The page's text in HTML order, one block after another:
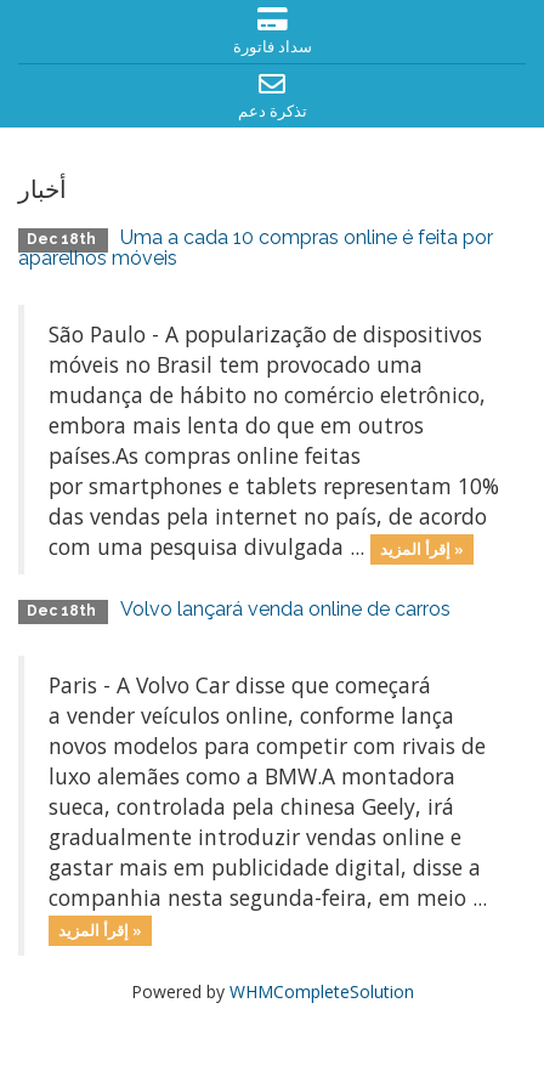
سداد فاتورة
تذكرة دعم
أخبار
Dec 18th
Uma a cada 10 compras online é feita por
aparelhos móveis
São Paulo - A popularização de dispositivos
móveis no Brasil tem provocado uma
mudança de hábito no comércio eletrônico,
embora mais lenta do que em outros
países.As compras online feitas
por smartphones e tablets representam 10%
das vendas pela internet no país, de acordo
com uma pesquisa divulgada ...
إقرأ المزيد »
Dec 18th Volvo lançará venda online de carros
Paris - A Volvo Car disse que começará
a vender veículos online, conforme lança
novos modelos para competir com rivais de
luxo alemães como a BMW.A montadora
sueca, controlada pela chinesa Geely, irá
gradualmente introduzir vendas online e
gastar mais em publicidade digital, disse a
companhia nesta segunda-feira, em meio ...
إقرأ المزيد »
Powered by WHMCompleteSolution